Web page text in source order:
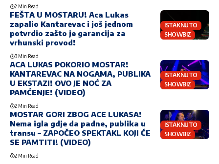
2 Min Read
ISTAKNUTO
SHOWBIZ
FEŠTA U MOSTARU! Aca Lukas
zapalio Kantarevac i još jednom
potvrdio zašto je garancija za
vrhunski provod!
3 Min Read
ISTAKNUTO
SHOWBIZ
ACA LUKAS POKORIO MOSTAR!
KANTAREVAC NA NOGAMA, PUBLIKA
U EKSTAZI! OVO JE NOĆ ZA
PAMĆENJE! (VIDEO)
2 Min Read
ISTAKNUTO
SHOWBIZ
MOSTAR GORI ZBOG ACE LUKASA!
Nema igla gdje da padne, publika u
transu – ZAPOČEO SPEKTAKL KOJI ĆE
SE PAMTITI! (VIDEO)
2 Min Read